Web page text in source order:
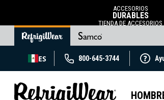
ACCESORIOS
DURABLES
TIENDA DE ACCESORIOS
ES 800-645-3744